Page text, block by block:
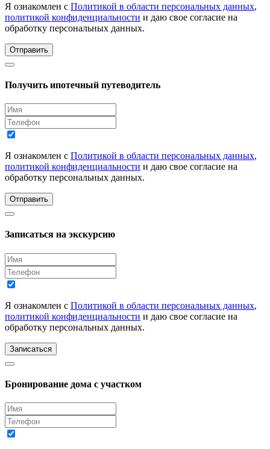
Я ознакомлен с Политикой в области персональных данных,
политикой конфиденциальности и даю свое согласие на
обработку персональных данных.
Отправить
Получить ипотечный путеводитель
Я ознакомлен с Политикой в области персональных данных,
политикой конфиденциальности и даю свое согласие на
обработку персональных данных.
Отправить
Записаться на экскурсию
Я ознакомлен с Политикой в области персональных данных,
политикой конфиденциальности и даю свое согласие на
обработку персональных данных.
Записаться
Бронирование дома с участком